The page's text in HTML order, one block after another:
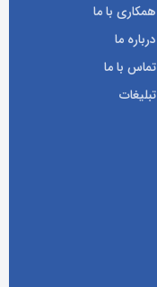
همکاری با ما
درباره ما
تماس با ما
تبلیغات